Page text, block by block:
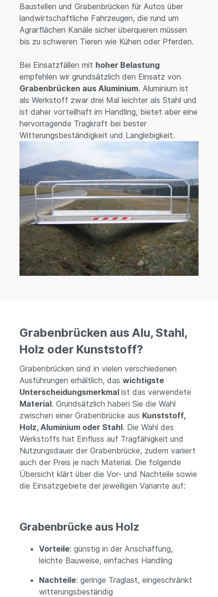
Baustellen und Grabenbrücken für Autos über
landwirtschaftliche Fahrzeugen, die rund um
Agrarflächen Kanäle sicher überqueren müssen
bis zu schweren Tieren wie Kühen oder Pferden.
Bei Einsatzfällen mit hoher Belastung
empfehlen wir grundsätzlich den Einsatz von
Grabenbrücken aus Aluminium. Aluminium ist
als Werkstoff zwar drei Mal leichter als Stahl und
ist daher vorteilhaft im Handling, bietet aber eine
hervorragende Tragkraft bei bester
Witterungsbeständigkeit und Langlebigkeit.
Grabenbrücken aus Alu, Stahl,
Holz oder Kunststoff?
Grabenbrücken sind in vielen verschiedenen
Ausführungen erhältlich, das wichtigste
Unterscheidungsmerkmal ist das verwendete
Material. Grundsätzlich haben Sie die Wahl
zwischen einer Grabenbrücke aus Kunststoff,
Holz, Aluminium oder Stahl. Die Wahl des
Werkstoffs hat Einfluss auf Tragfähigkeit und
Nutzungsdauer der Grabenbrücke, zudem variiert
auch der Preis je nach Material. Die folgende
Übersicht klärt über die Vor- und Nachteile sowie
die Einsatzgebiete der jeweiligen Variante auf:
Grabenbrücke aus Holz
Vorteile: günstig in der Anschaffung,
leichte Bauweise, einfaches Handling
Nachteile: geringe Traglast, eingeschränkt
witterungsbeständig